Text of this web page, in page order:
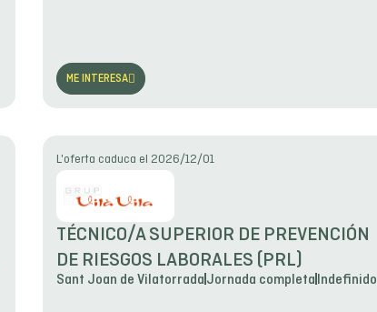
ME INTERESA
L'oferta caduca el 2026/12/01
TÉCNICO/A SUPERIOR DE PREVENCIÓN
DE RIESGOS LABORALES (PRL)
Sant Joan de Vilatorrada Jornada completa Indefinido